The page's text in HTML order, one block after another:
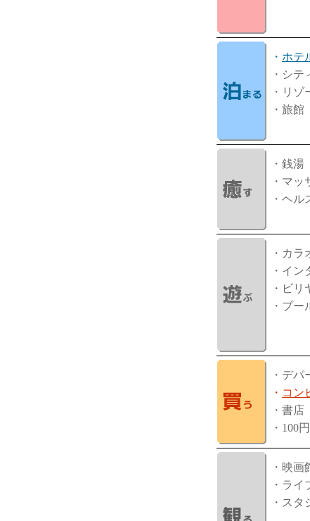
・ ホテ
・シテ
・リゾ
・旅館
・銭湯
・マッ
・ヘル
・カラ
・イン
・ビリ
・プー
・デパ
・ コン
・書店
・100
・映画
・ライ
・スタ